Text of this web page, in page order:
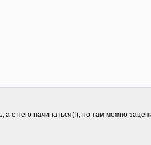
с него начинаться(!), но там можно